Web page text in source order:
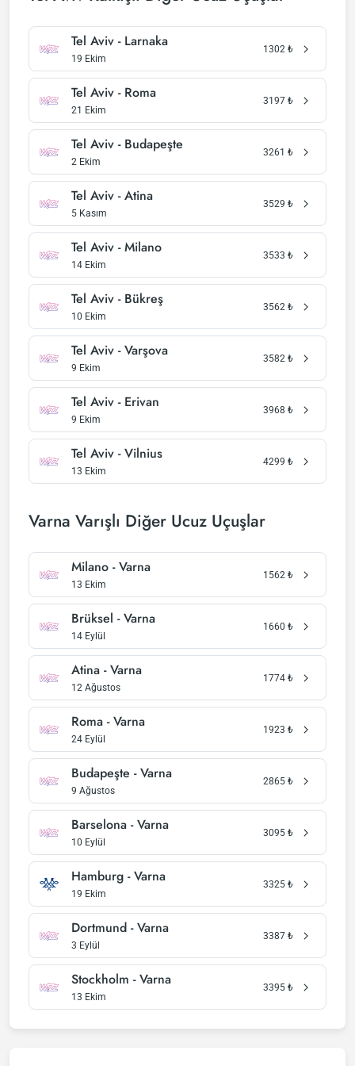
Tel Aviv - Larnaka
19 Ekim
1302 ₺
Tel Aviv - Roma
21 Ekim
3197 ₺
Tel Aviv - Budapeşte
2 Ekim
3261 ₺
Tel Aviv - Atina
5 Kasım
3529 ₺
Tel Aviv - Milano
14 Ekim
3533 ₺
Tel Aviv - Bükreş
10 Ekim
3562 ₺
Tel Aviv - Varşova
9 Ekim
3582 ₺
Tel Aviv - Erivan
9 Ekim
3968 ₺
Tel Aviv - Vilnius
13 Ekim
4299 ₺
Varna Varışlı Diğer Ucuz Uçuşlar
Milano - Varna
13 Ekim
1562 ₺
Brüksel - Varna
14 Eylül
1660 ₺
Atina - Varna
12 Ağustos
1774 ₺
Roma - Varna
24 Eylül
1923 ₺
Budapeşte - Varna
9 Ağustos
2865 ₺
Barselona - Varna
10 Eylül
3095 ₺
Hamburg - Varna
19 Ekim
3325 ₺
Dortmund - Varna
3 Eylül
3387 ₺
Stockholm - Varna
13 Ekim
3395 ₺